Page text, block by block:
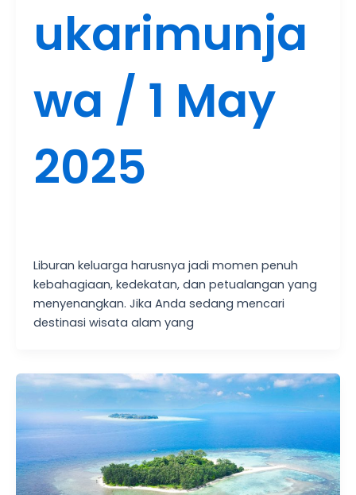
ukarimunja
wa / 1 May
2025
Liburan keluarga harusnya jadi momen penuh
kebahagiaan, kedekatan, dan petualangan yang
menyenangkan. Jika Anda sedang mencari
destinasi wisata alam yang